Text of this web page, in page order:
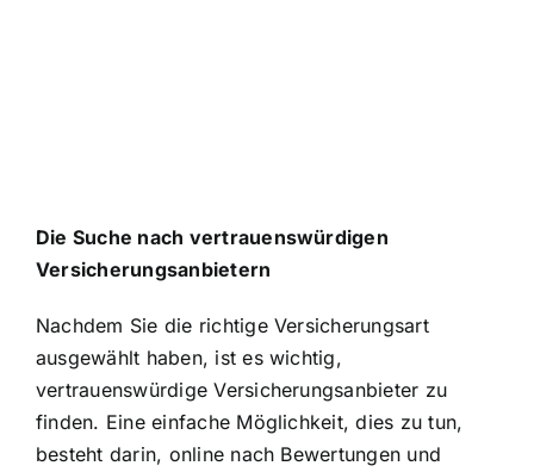
Die Suche nach vertrauenswürdigen
Versicherungsanbietern
Nachdem Sie die richtige Versicherungsart
ausgewählt haben, ist es wichtig,
vertrauenswürdige Versicherungsanbieter zu
finden. Eine einfache Möglichkeit, dies zu tun,
besteht darin, online nach Bewertungen und